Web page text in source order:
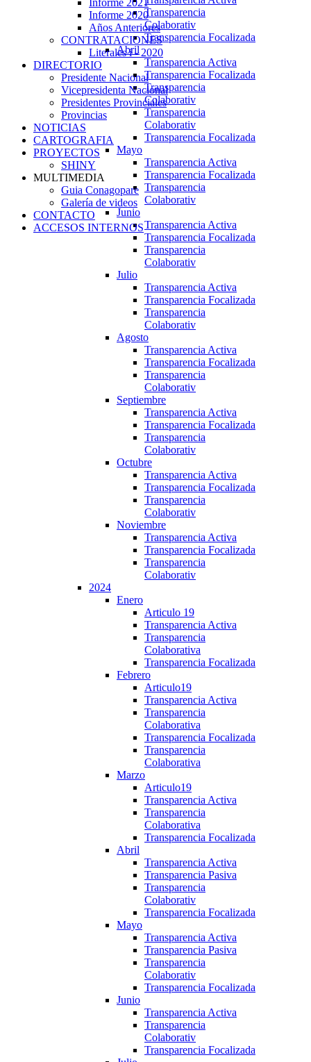
Transparencia
Colaborativ
Transparencia Focalizada
Abril
Transparencia Activa
Transparencia Focalizada
Transparencia
Colaborativ
Transparencia
Colaborativ
Transparencia Focalizada
Mayo
Transparencia Activa
Transparencia Focalizada
Transparencia
Colaborativ
Junio
Transparencia Activa
Transparencia Focalizada
Transparencia
Colaborativ
Julio
Transparencia Activa
Transparencia Focalizada
Transparencia
Colaborativ
Agosto
Transparencia Activa
Transparencia Focalizada
Transparencia
Colaborativ
Septiembre
Transparencia Activa
Transparencia Focalizada
Transparencia
Colaborativ
Octubre
Transparencia Activa
Transparencia Focalizada
Transparencia
Colaborativ
Noviembre
Transparencia Activa
Transparencia Focalizada
Transparencia
Colaborativ
2024
Enero
Articulo 19
Transparencia Activa
Transparencia
Colaborativa
Transparencia Focalizada
Febrero
Articulo19
Transparencia Activa
Transparencia
Colaborativa
Transparencia Focalizada
Transparencia
Colaborativa
Marzo
Articulo19
Transparencia Activa
Transparencia
Colaborativa
Transparencia Focalizada
Abril
Transparencia Activa
Transparencia Pasiva
Transparencia
Colaborativ
Transparencia Focalizada
Mayo
Transparencia Activa
Transparencia Pasiva
Transparencia
Colaborativ
Transparencia Focalizada
Junio
Transparencia Activa
Transparencia
Colaborativ
Transparencia Focalizada
Informe 2021
Informe 2020
Años Anteriores
CONTRATACIONES
Literales i - 2020
DIRECTORIO
Presidente Nacional
Vicepresidenta Nacional
Presidentes Provinciales
Provincias
NOTICIAS
CARTOGRAFIA
PROYECTOS
SHINY
MULTIMEDIA
Guia Conagopare
Galería de videos
CONTACTO
ACCESOS INTERNOS